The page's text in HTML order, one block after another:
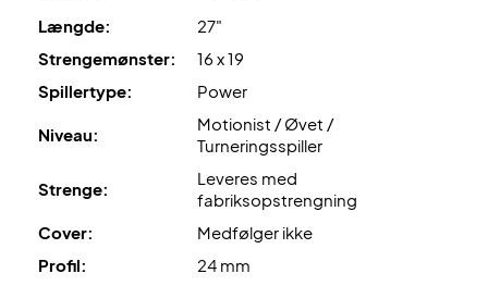
dag!
OBS: Leveres med fabriksopstrengning. Vi anbefaler dog,
at du tilkøber en professionel opstrengning.
Ekspertrådgivning
: Til denne ketcher anbefaler vi en
Længde:
27"
Strengemønster:
16 x 19
Spillertype:
Power
Niveau:
Motionist / Øvet /
Turneringsspiller
Strenge:
Leveres med
fabriksopstrengning
Cover:
Medfølger ikke
Profil:
24 mm